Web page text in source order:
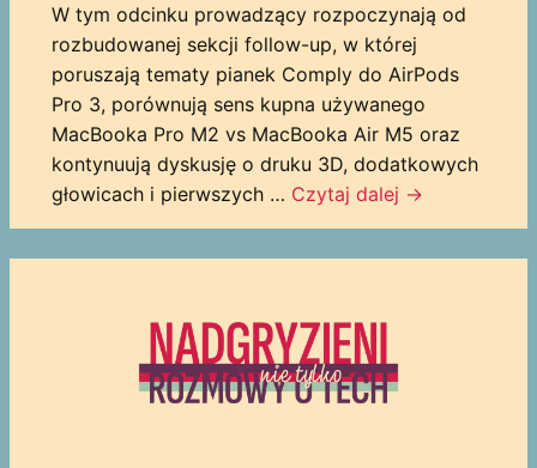
W tym odcinku prowadzący rozpoczynają od
rozbudowanej sekcji follow-up, w której
poruszają tematy pianek Comply do AirPods
Pro 3, porównują sens kupna używanego
MacBooka Pro M2 vs MacBooka Air M5 oraz
kontynuują dyskusję o druku 3D, dodatkowych
głowicach i pierwszych … Czytaj dalej →